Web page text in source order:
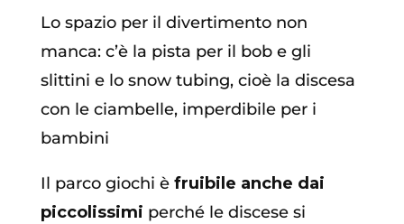
Lo spazio per il divertimento non
manca: c’è la pista per il bob e gli
slittini e lo snow tubing, cioè la discesa
con le ciambelle, imperdibile per i
bambini
Il parco giochi è fruibile anche dai
piccolissimi perché le discese si